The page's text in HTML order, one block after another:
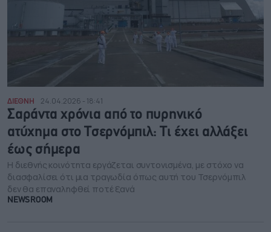
ΔΙΕΘΝΗ 24.04.2026 - 18:41
Σαράντα χρόνια από το πυρηνικό
ατύχημα στο Τσερνόμπιλ: Τι έχει αλλάξει
έως σήμερα
H διεθνής κοινότητα εργάζεται συντονισμένα, με στόχο να
διασφαλίσει ότι μια τραγωδία όπως αυτή του Τσερνόμπιλ
δεν θα επαναληφθεί ποτέ ξανά
NEWSROOM